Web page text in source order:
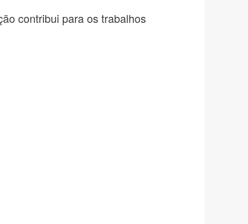
contribui para os trabalhos